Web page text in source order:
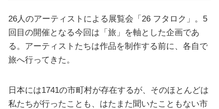
26人のアーティストによる展覧会「26 フタロク」。5
回目の開催となる今回は「旅」を軸とした企画であ
る。アーティストたちは作品を制作する前に、各自で
旅へ行ってきた。
日本には1741の市町村が存在するが、そのほとんどは
私たちが行ったことも、はたまた聞いたこともない市